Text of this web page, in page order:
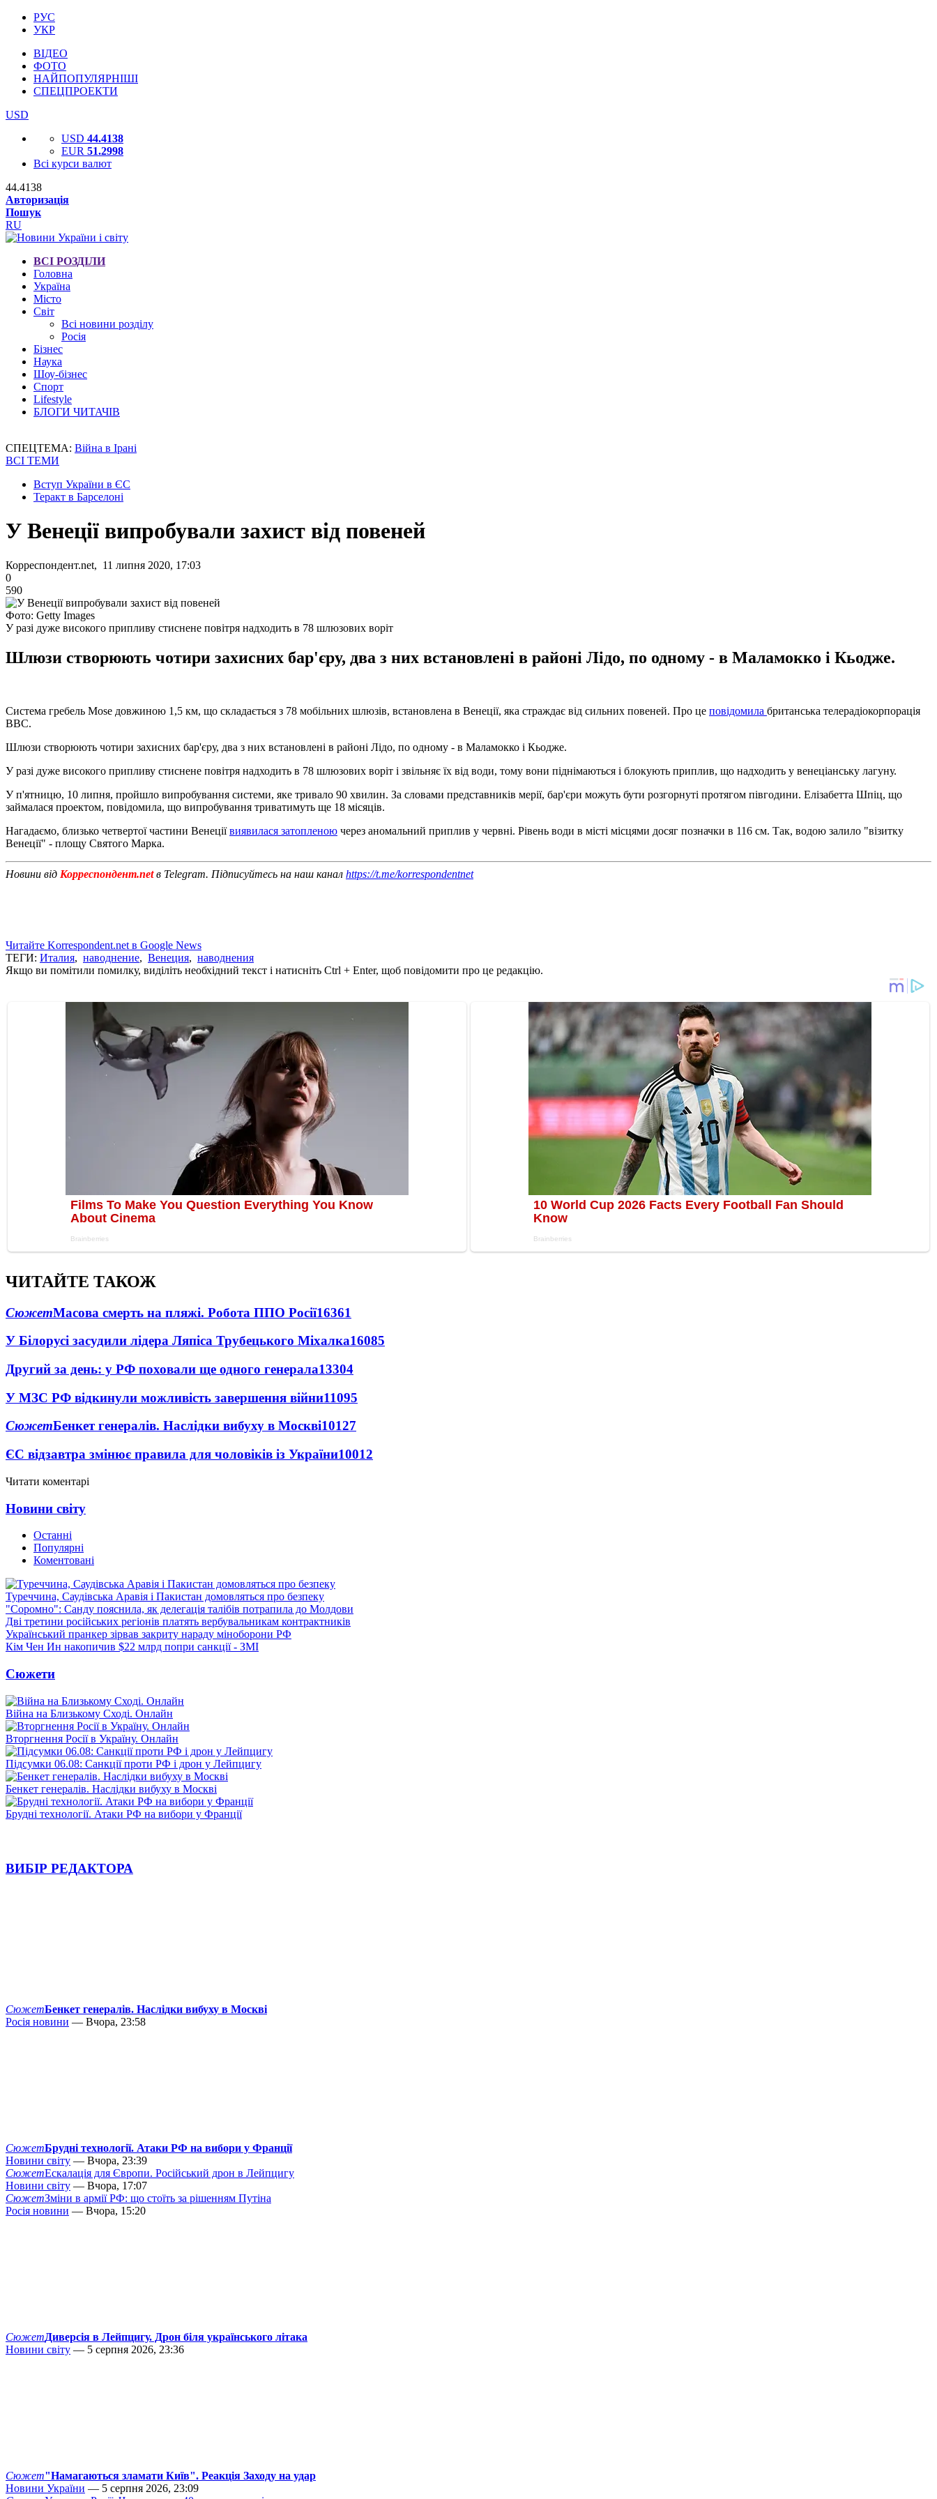
РУС
УКР
ВІДЕО
ФОТО
НАЙПОПУЛЯРНІШІ
СПЕЦПРОЕКТИ
USD
USD 44.4138
EUR 51.2998
Всі курси валют
44.4138
Авторизація
Пошук
RU
ВСІ РОЗДІЛИ
Головна
Україна
Місто
Світ
Всі новини розділу
Росія
Бізнес
Наука
Шоу-бізнес
Спорт
Lifestyle
БЛОГИ ЧИТАЧІВ
СПЕЦТЕМА: Війна в Ірані
ВСІ ТЕМИ
Вступ України в ЄС
Теракт в Барселоні
У Венеції випробували захист від повеней
Корреспондент.net, 11 липня 2020, 17:03
0
590
Фото: Getty Images
У разі дуже високого припливу стиснене повітря надходить в 78 шлюзових воріт
Шлюзи створюють чотири захисних бар'єру, два з них встановлені в районі Лідо, по одному - в Маламокко і Кьодже.
Система гребель Mose довжиною 1,5 км, що складається з 78 мобільних шлюзів, встановлена ​​в Венеції, яка страждає від сильних повеней. Про це повідомила британська телерадіокорпорація
ВВС.
Шлюзи створюють чотири захисних бар'єру, два з них встановлені в районі Лідо, по одному - в Маламокко і Кьодже.
У разі дуже високого припливу стиснене повітря надходить в 78 шлюзових воріт і звільняє їх від води, тому вони піднімаються і блокують приплив, що надходить у венеціанську лагуну.
У п'ятницю, 10 липня, пройшло випробування системи, яке тривало 90 хвилин. За словами представників мерії, бар'єри можуть бути розгорнуті протягом півгодини. Елізабетта Шпіц, що
займалася проектом, повідомила, що випробування триватимуть ще 18 місяців.
Нагадаємо, близько четвертої частини Венеціївиявилася затопленою через аномальний приплив у червні. Рівень води в місті місцями досяг позначки в 116 см. Так, водою залило "візитку
Венеції" - площу Святого Марка.
Новини від Корреспондент.netв Telegram. Підписуйтесь на наш канал https://t.me/korrespondentnet
Читайте Korrespondent.net в Google News
ТЕГИ: Италия, наводнение, Венеция, наводнения
Якщо ви помітили помилку, виділіть необхідний текст і натисніть Ctrl + Enter, щоб повідомити про це редакцію.
ЧИТАЙТЕ ТАКОЖ
СюжетМасова смерть на пляжі. Робота ППО Росії16361
У Білорусі засудили лідера Ляпіса Трубецького Міхалка16085
Другий за день: у РФ поховали ще одного генерала13304
У МЗС РФ відкинули можливість завершення війни11095
СюжетБенкет генералів. Наслідки вибуху в Москві10127
ЄС відзавтра змінює правила для чоловіків із України10012
Читати коментарі
Новини світу
Останні
Популярні
Коментовані
Туреччина, Саудівська Аравія і Пакистан домовляться про безпеку
"Соромно": Санду пояснила, як делегація талібів потрапила до Молдови
Дві третини російських регіонів платять вербувальникам контрактників
Український пранкер зірвав закриту нараду міноборони РФ
Кім Чен Ин накопичив $22 млрд попри санкції - ЗМІ
Сюжети
Війна на Близькому Сході. Онлайн
Вторгнення Росії в Україну. Онлайн
Підсумки 06.08: Санкції проти РФ і дрон у Лейпцигу
Бенкет генералів. Наслідки вибуху в Москві
Брудні технології. Атаки РФ на вибори у Франції
ВИБІР РЕДАКТОРА
СюжетБенкет генералів. Наслідки вибуху в Москві
Росія новини — Вчора, 23:58
СюжетБрудні технології. Атаки РФ на вибори у Франції
Новини світу — Вчора, 23:39
СюжетЕскалація для Європи. Російський дрон в Лейпцигу
Новини світу — Вчора, 17:07
СюжетЗміни в армії РФ: що стоїть за рішенням Путіна
Росія новини — Вчора, 15:20
СюжетДиверсія в Лейпцигу. Дрон біля українського літака
Новини світу — 5 серпня 2026, 23:36
Сюжет"Намагаються зламати Київ". Реакція Заходу на удар
Новини України — 5 серпня 2026, 23:09